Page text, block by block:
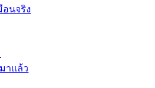
อนจริง
าแล้ว